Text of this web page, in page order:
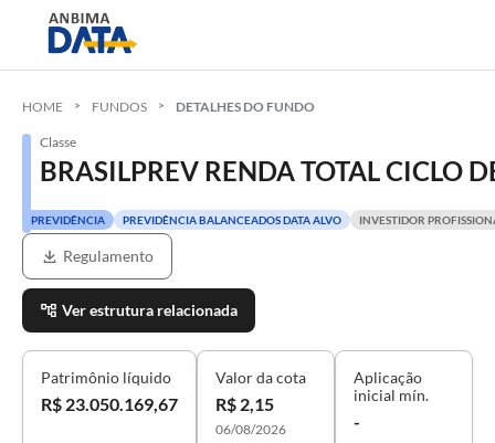
HOME FUNDOS DETALHES DO FUNDO
Classe
BRASILPREV RENDA TOTAL CICLO
PREVIDÊNCIA PREVIDÊNCIA BALANCEADOS DATA ALVO INVESTIDOR
Regulamento
Ver estrutura relacionada
Patrimônio líquido
R$ 23.050.169,67
Valor da cota
R$ 2,15
06/08/2026
Aplicação
inicial mín.
-